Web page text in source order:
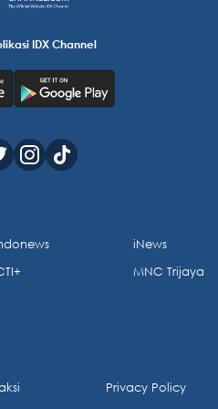
IDX Channel
iNews
MNC Trijaya
Privacy Policy